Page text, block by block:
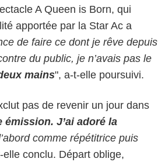
A Queen is Born, qui
apportée par la Star Ac a
de faire ce dont je rêve depuis
du public, je n’avais pas le
mains", a-t-elle poursuivi.
pas de revenir un jour dans
J’ai adoré la
comme répétitrice puis
elle conclu. Départ oblige,